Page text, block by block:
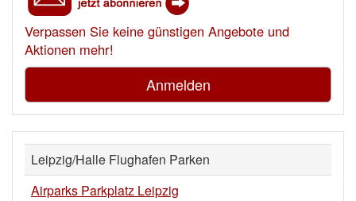
Verpassen Sie keine günstigen Angebote und
Aktionen mehr!
Anmelden
Leipzig/Halle Flughafen Parken
Airparks Parkplatz Leipzig